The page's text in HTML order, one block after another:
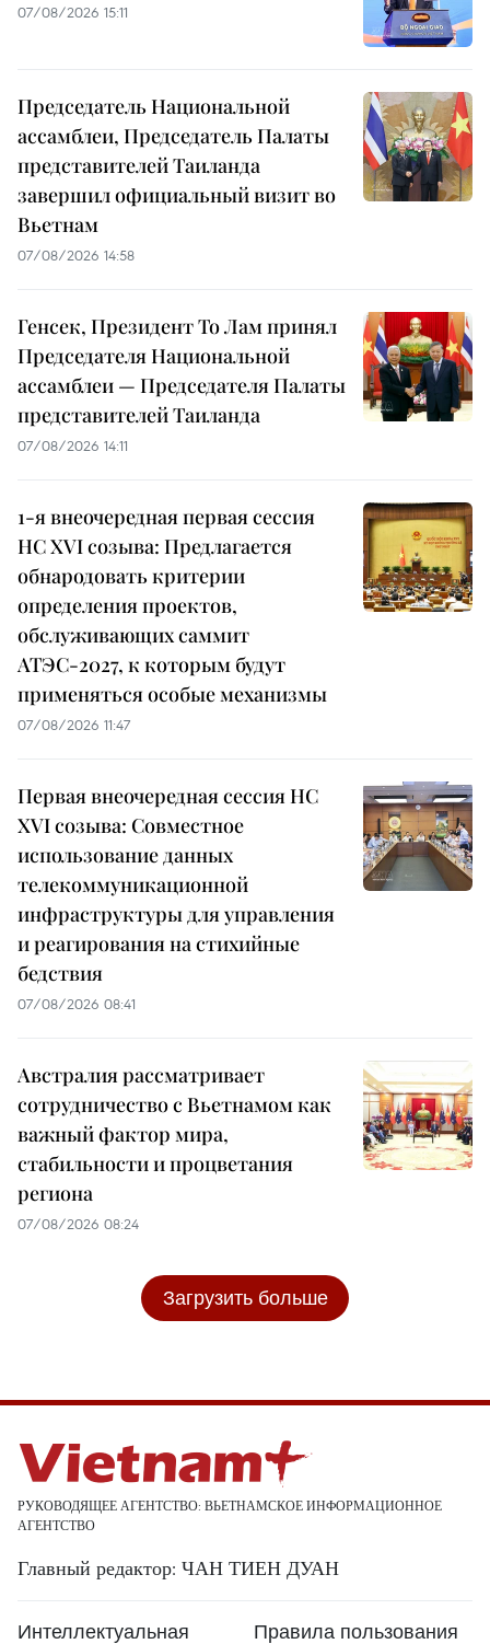
07/08/2026 15:11
Председатель Национальной
ассамблеи, Председатель Палаты
представителей Таиланда
завершил официальный визит во
Вьетнам
07/08/2026 14:58
Генсек, Президент То Лам принял
Председателя Национальной
ассамблеи — Председателя Палаты
представителей Таиланда
07/08/2026 14:11
1-я внеочередная первая сессия
НС XVI созыва: Предлагается
обнародовать критерии
определения проектов,
обслуживающих саммит
АТЭС-2027, к которым будут
применяться особые механизмы
07/08/2026 11:47
Первая внеочередная сессия НС
XVI созыва: Совместное
использование данных
телекоммуникационной
инфраструктуры для управления
и реагирования на стихийные
бедствия
07/08/2026 08:41
Австралия рассматривает
сотрудничество с Вьетнамом как
важный фактор мира,
стабильности и процветания
региона
07/08/2026 08:24
Загрузить больше
РУКОВОДЯЩЕЕ АГЕНТСТВО: ВЬЕТНАМСКОЕ ИНФОРМАЦИОННОЕ
АГЕНТСТВО
Главный редактор: ЧАН ТИЕН ДУАН
Интеллектуальная Правила пользования